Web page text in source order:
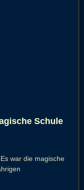
Schule
war die magische